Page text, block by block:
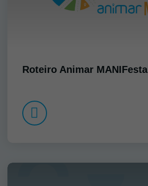
Roteiro Animar MANIFesta